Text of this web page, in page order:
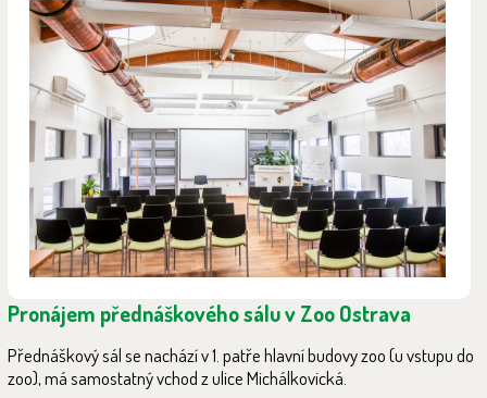
Pronájem přednáškového sálu v Zoo Ostrava
Přednáškový sál se nachází v 1. patře hlavní budovy zoo (u vstupu do
zoo), má samostatný vchod z ulice Michálkovická.